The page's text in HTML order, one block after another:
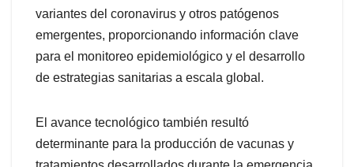
variantes del coronavirus y otros patógenos
emergentes, proporcionando información clave
para el monitoreo epidemiológico y el desarrollo
de estrategias sanitarias a escala global.
El avance tecnológico también resultó
determinante para la producción de vacunas y